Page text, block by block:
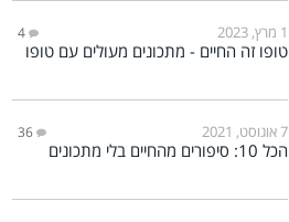
1 מרץ, 2023 4
טופו זה החיים - מתכונים מעולים עם טופו
7 אוגוסט, 2021 36
הכל 10: סיפורים מהחיים בלי מתכונים